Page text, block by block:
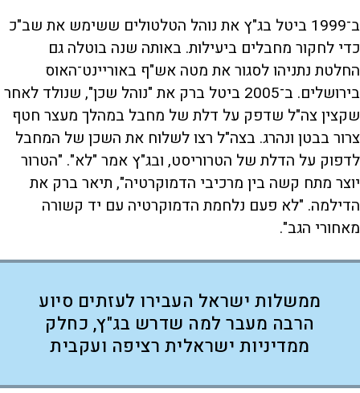
ב־1999 ביטל בג"ץ את נוהל הטלטולים ששימש את שב"כ
כדי לחקור מחבלים ביעילות. באותה שנה בוטלה גם
החלטת נתניהו לסגור את מטה אש"ף באוריינט־האוס
בירושלים. ב־2005 ביטל ברק את "נוהל שכן", שנולד לאחר
שקצין צה"ל שדפק על דלת של מחבל במהלך מעצר חטף
צרור בבטן ונהרג. בצה"ל רצו לשלוח את השכן של המחבל
לדפוק על הדלת של הטרוריסט, ובג"ץ אמר "לא". "הטרור
יוצר מתח קשה בין מרכיבי הדמוקרטיה", תיאר ברק את
הדילמה. "לא פעם נלחמת הדמוקרטיה עם יד קשורה
מאחורי הגב".
ממשלות ישראל העבירו לעזתים סיוע
הרבה מעבר למה שדרש בג"ץ, כחלק
ממדיניות ישראלית רציפה ועקבית